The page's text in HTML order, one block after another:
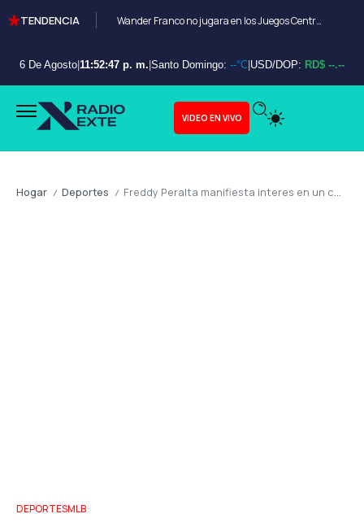
TENDENCIA Wander Franco no jugara en los Juegos Centroamericanos y de el Caribe Santo Domingo 2026
6 De Agosto 11:52:49 p. m. Santo Domingo: --°C USD/DOP: RD$ --.--
VIDEO EN VIVO
Hogar / Deportes / Freddy Peralta manifiesta interes en un contrato a largo plazo con new york mets
DEPORTESMLB